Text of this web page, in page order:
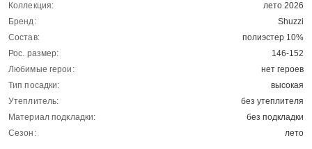
Коллекция:
лето 2026
Бренд:
Shuzzi
Состав:
полиэстер 10%
Рос. размер:
146-152
Любимые герои:
нет героев
Тип посадки:
высокая
Утеплитель:
без утеплителя
Материал подкладки:
без подкладки
Сезон:
лето